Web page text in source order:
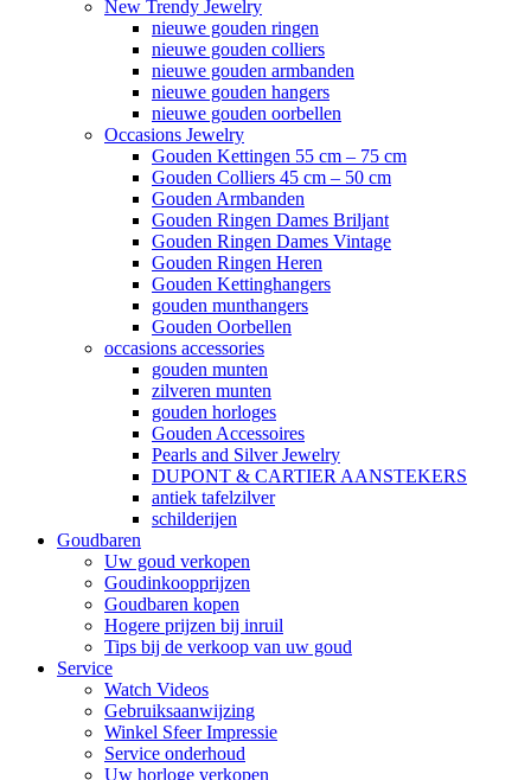
New Trendy Jewelry
nieuwe gouden ringen
nieuwe gouden colliers
nieuwe gouden armbanden
nieuwe gouden hangers
nieuwe gouden oorbellen
Occasions Jewelry
Gouden Kettingen 55 cm – 75 cm
Gouden Colliers 45 cm – 50 cm
Gouden Armbanden
Gouden Ringen Dames Briljant
Gouden Ringen Dames Vintage
Gouden Ringen Heren
Gouden Kettinghangers
gouden munthangers
Gouden Oorbellen
occasions accessories
gouden munten
zilveren munten
gouden horloges
Gouden Accessoires
Pearls and Silver Jewelry
DUPONT & CARTIER AANSTEKERS
antiek tafelzilver
schilderijen
Goudbaren
Uw goud verkopen
Goudinkoopprijzen
Goudbaren kopen
Hogere prijzen bij inruil
Tips bij de verkoop van uw goud
Service
Watch Videos
Gebruiksaanwijzing
Winkel Sfeer Impressie
Service onderhoud
Uw horloge verkopen